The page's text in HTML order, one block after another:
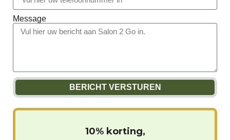
Message
BERICHT VERSTUREN
10% korting,